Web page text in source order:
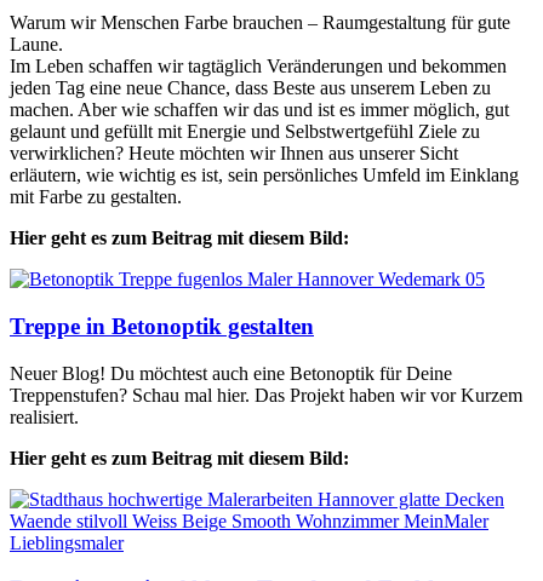
Warum wir Menschen Farbe brauchen – Raumgestaltung für gute
Laune.
Im Leben schaffen wir tagtäglich Veränderungen und bekommen
jeden Tag eine neue Chance, dass Beste aus unserem Leben zu
machen. Aber wie schaffen wir das und ist es immer möglich, gut
gelaunt und gefüllt mit Energie und Selbstwertgefühl Ziele zu
verwirklichen? Heute möchten wir Ihnen aus unserer Sicht
erläutern, wie wichtig es ist, sein persönliches Umfeld im Einklang
mit Farbe zu gestalten.
Hier geht es zum Beitrag mit diesem Bild:
Treppe in Betonoptik gestalten
Neuer Blog! Du möchtest auch eine Betonoptik für Deine
Treppenstufen? Schau mal hier. Das Projekt haben wir vor Kurzem
realisiert.
Hier geht es zum Beitrag mit diesem Bild: